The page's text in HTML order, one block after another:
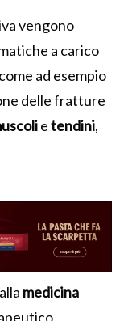
vengono
a carico
ad esempio
delle fratture
etendini,
medicina